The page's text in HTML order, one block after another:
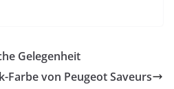
Gelegenheit
Farbe von Peugeot Saveurs